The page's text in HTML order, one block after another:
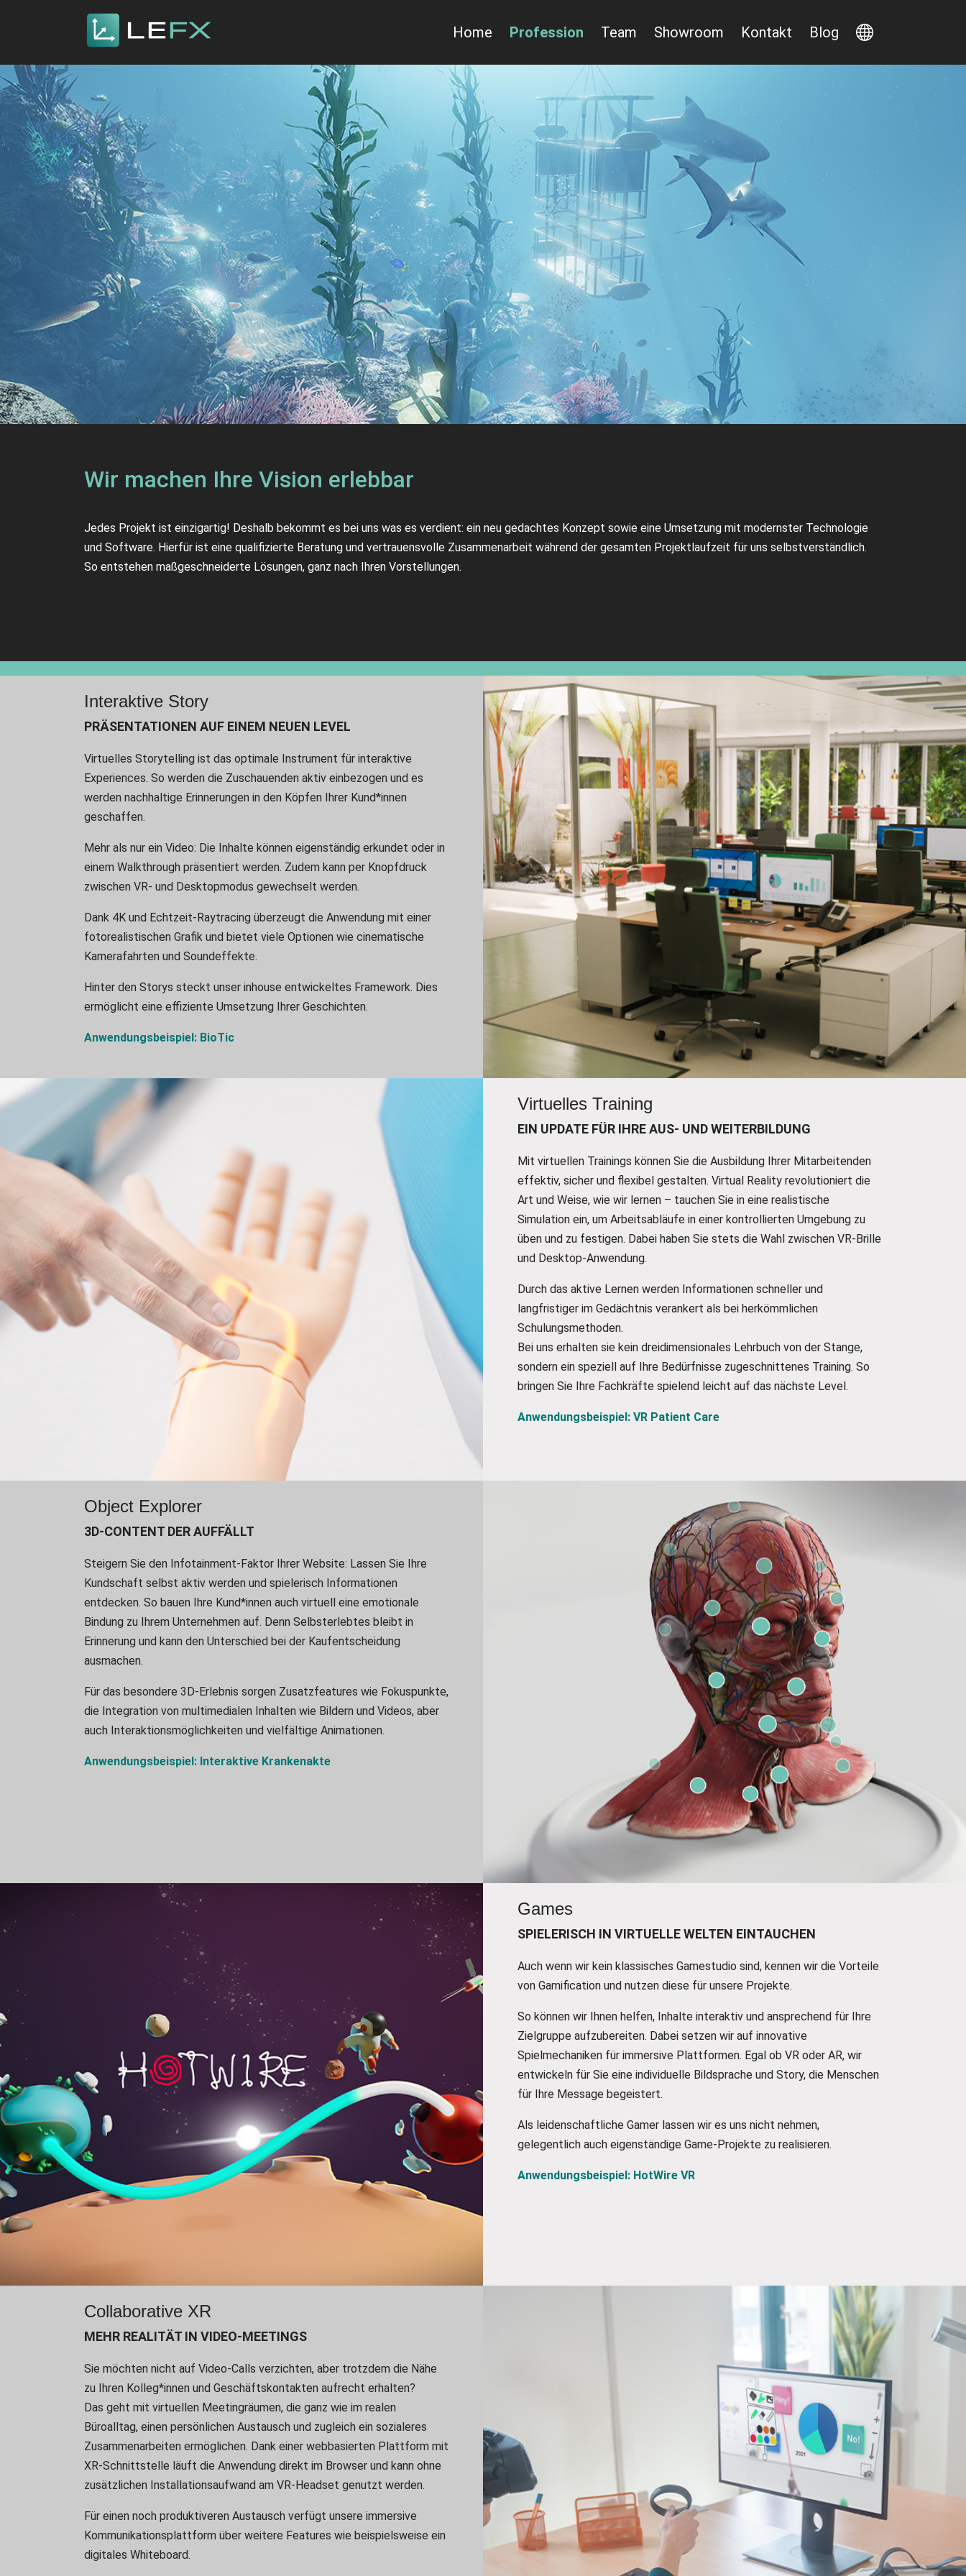
Home Profession Team Showroom Kontakt Blog
Wir machen Ihre Vision erlebbar
Jedes Projekt ist einzigartig! Deshalb bekommt es bei uns was es verdient: ein neu gedachtes Konzept sowie eine Umsetzung mit modernster Technologie
und Software. Hierfür ist eine qualifizierte Beratung und vertrauensvolle Zusammenarbeit während der gesamten Projektlaufzeit für uns selbstverständlich.
So entstehen maßgeschneiderte Lösungen, ganz nach Ihren Vorstellungen.
Interaktive Story
PRÄSENTATIONEN AUF EINEM NEUEN LEVEL
Virtuelles Storytelling ist das optimale Instrument für interaktive
Experiences. So werden die Zuschauenden aktiv einbezogen und es
werden nachhaltige Erinnerungen in den Köpfen Ihrer Kund*innen
geschaffen.
Mehr als nur ein Video: Die Inhalte können eigenständig erkundet oder in
einem Walkthrough präsentiert werden. Zudem kann per Knopfdruck
zwischen VR- und Desktopmodus gewechselt werden.
Dank 4K und Echtzeit-Raytracing überzeugt die Anwendung mit einer
fotorealistischen Grafik und bietet viele Optionen wie cinematische
Kamerafahrten und Soundeffekte.
Hinter den Storys steckt unser inhouse entwickeltes Framework. Dies
ermöglicht eine effiziente Umsetzung Ihrer Geschichten.
Anwendungsbeispiel: BioTic
Virtuelles Training
EIN UPDATE FÜR IHRE AUS- UND WEITERBILDUNG
Mit virtuellen Trainings können Sie die Ausbildung Ihrer Mitarbeitenden
effektiv, sicher und flexibel gestalten. Virtual Reality revolutioniert die
Art und Weise, wie wir lernen – tauchen Sie in eine realistische
Simulation ein, um Arbeitsabläufe in einer kontrollierten Umgebung zu
üben und zu festigen. Dabei haben Sie stets die Wahl zwischen VR-Brille
und Desktop-Anwendung.
Durch das aktive Lernen werden Informationen schneller und
langfristiger im Gedächtnis verankert als bei herkömmlichen
Schulungsmethoden.
Bei uns erhalten sie kein dreidimensionales Lehrbuch von der Stange,
sondern ein speziell auf Ihre Bedürfnisse zugeschnittenes Training. So
bringen Sie Ihre Fachkräfte spielend leicht auf das nächste Level.
Anwendungsbeispiel: VR Patient Care
Object Explorer
3D-CONTENT DER AUFFÄLLT
Steigern Sie den Infotainment-Faktor Ihrer Website: Lassen Sie Ihre
Kundschaft selbst aktiv werden und spielerisch Informationen
entdecken. So bauen Ihre Kund*innen auch virtuell eine emotionale
Bindung zu Ihrem Unternehmen auf. Denn Selbsterlebtes bleibt in
Erinnerung und kann den Unterschied bei der Kaufentscheidung
ausmachen.
Für das besondere 3D-Erlebnis sorgen Zusatzfeatures wie Fokuspunkte,
die Integration von multimedialen Inhalten wie Bildern und Videos, aber
auch Interaktionsmöglichkeiten und vielfältige Animationen.
Anwendungsbeispiel: Interaktive Krankenakte
Games
SPIELERISCH IN VIRTUELLE WELTEN EINTAUCHEN
Auch wenn wir kein klassisches Gamestudio sind, kennen wir die Vorteile
von Gamification und nutzen diese für unsere Projekte.
So können wir Ihnen helfen, Inhalte interaktiv und ansprechend für Ihre
Zielgruppe aufzubereiten. Dabei setzen wir auf innovative
Spielmechaniken für immersive Plattformen. Egal ob VR oder AR, wir
entwickeln für Sie eine individuelle Bildsprache und Story, die Menschen
für Ihre Message begeistert.
Als leidenschaftliche Gamer lassen wir es uns nicht nehmen,
gelegentlich auch eigenständige Game-Projekte zu realisieren.
Anwendungsbeispiel: HotWire VR
Collaborative XR
MEHR REALITÄT IN VIDEO-MEETINGS
Sie möchten nicht auf Video-Calls verzichten, aber trotzdem die Nähe
zu Ihren Kolleg*innen und Geschäftskontakten aufrecht erhalten?
Das geht mit virtuellen Meetingräumen, die ganz wie im realen
Büroalltag, einen persönlichen Austausch und zugleich ein sozialeres
Zusammenarbeiten ermöglichen. Dank einer webbasierten Plattform mit
XR-Schnittstelle läuft die Anwendung direkt im Browser und kann ohne
zusätzlichen Installationsaufwand am VR-Headset genutzt werden.
Für einen noch produktiveren Austausch verfügt unsere immersive
Kommunikationsplattform über weitere Features wie beispielsweise ein
digitales Whiteboard.